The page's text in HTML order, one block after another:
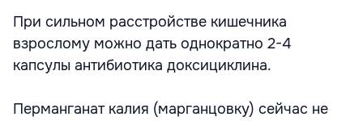
При сильном расстройстве кишечника
взрослому можно дать однократно 2-4
капсулы антибиотика доксициклина.
Перманганат калия (марганцовку) сейчас не